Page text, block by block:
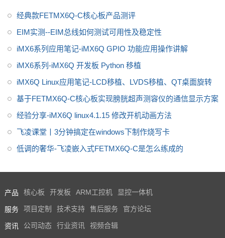
经典款FETMX6Q-C核心板产品测评
EIM实测--EIM总线如何测试可用性及稳定性
iMX6系列应用笔记-iMX6Q GPIO 功能应用操作讲解
iMX6系列-iMX6Q 开发板 Python 移植
iMX6Q Linux应用笔记-LCD移植、LVDS移植、QT桌面旋转
基于FETMX6Q-C核心板实现膀胱超声测容仪的通信显示方案
经验分享-iMX6Q linux4.1.15 修改开机动画方法
飞凌课堂丨3分钟搞定在windows下制作烧写卡
低调的奢华-飞凌嵌入式FETMX6Q-C是怎么练成的
产品 核心板 开发板 ARM工控机 显控一体机
服务 项目定制 技术支持 售后服务 官方论坛
资讯 公司动态 行业资讯 视频合辑